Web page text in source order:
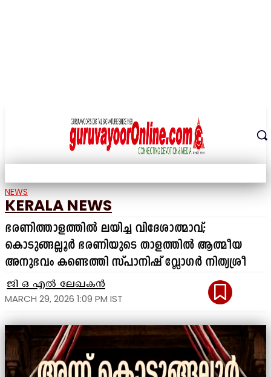
NEWS
KERALA NEWS
ഭരണിത്താളത്തിൽ ലയിച്ച വിദേശാത്മാവ്;
കൊടുങ്ങല്ലൂർ ഭരണിയുടെ താളത്തിൽ ആത്മീയ
അനുഭവം കണ്ടെത്തി സ്പാനിഷ് വ്ലോഗർ നിത്യശ്രീ
ജി ഒ എൽ ലേഖകൻ
MARCH 29, 2026 1:09 PM IST